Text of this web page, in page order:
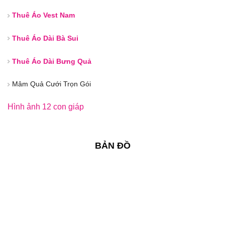
Thuê Áo Vest Nam
Thuê Áo Dài Bà Sui
Thuê Áo Dài Bưng Quả
Mâm Quả Cưới Trọn Gói
Hình ảnh 12 con giáp
BẢN ĐỒ